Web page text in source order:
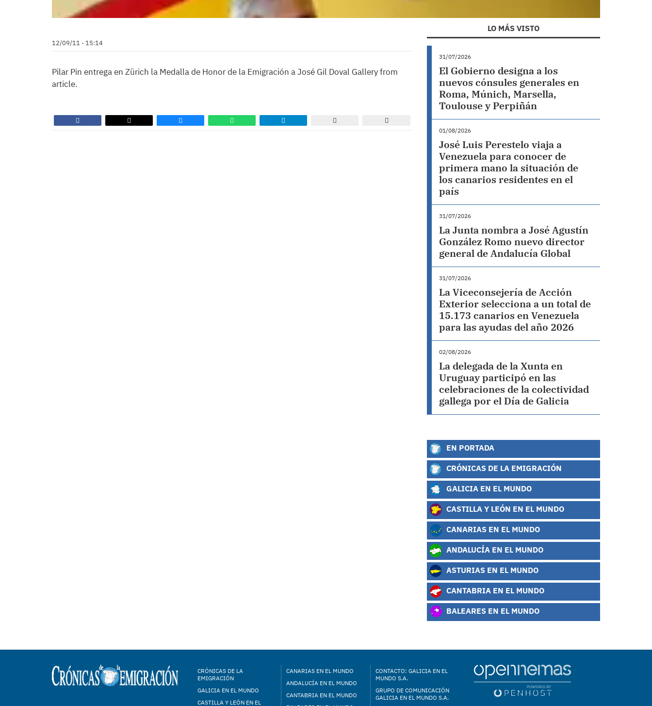
12/09/11 - 15:14
Pilar Pin entrega en Zürich la Medalla de Honor de la Emigración a José Gil Doval Gallery from
article.
LO MÁS VISTO
31/07/2026
El Gobierno designa a los
nuevos cónsules generales en
Roma, Múnich, Marsella,
Toulouse y Perpiñán
01/08/2026
José Luis Perestelo viaja a
Venezuela para conocer de
primera mano la situación de
los canarios residentes en el
país
31/07/2026
La Junta nombra a José Agustín
González Romo nuevo director
general de Andalucía Global
31/07/2026
La Viceconsejería de Acción
Exterior selecciona a un total de
15.173 canarios en Venezuela
para las ayudas del año 2026
02/08/2026
La delegada de la Xunta en
Uruguay participó en las
celebraciones de la colectividad
gallega por el Día de Galicia
EN PORTADA
CRÓNICAS DE LA EMIGRACIÓN
GALICIA EN EL MUNDO
CASTILLA Y LEÓN EN EL MUNDO
CANARIAS EN EL MUNDO
ANDALUCÍA EN EL MUNDO
ASTURIAS EN EL MUNDO
CANTABRIA EN EL MUNDO
BALEARES EN EL MUNDO
CRÓNICAS DE LA
EMIGRACIÓN
GALICIA EN EL MUNDO
CASTILLA Y LEÓN EN EL
CANARIAS EN EL MUNDO
ANDALUCÍA EN EL MUNDO
CANTABRIA EN EL MUNDO
CONTACTO: GALICIA EN EL
MUNDO S.A.
GRUPO DE COMUNICACIÓN
GALICIA EN EL MUNDO S.A.